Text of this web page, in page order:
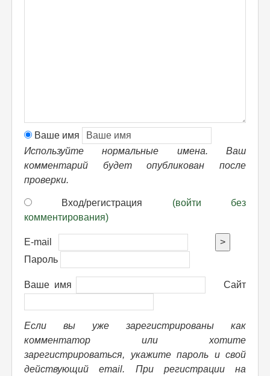
Ваше имя
Используйте нормальные имена. Ваш
комментарий будет опубликован после
проверки.
Вход/регистрация (войти без
комментирования)
E-mail
>
Пароль
Ваше имя Сайт
Если вы уже зарегистрированы как
комментатор или хотите
зарегистрироваться, укажите пароль и свой
действующий email. При регистрации на